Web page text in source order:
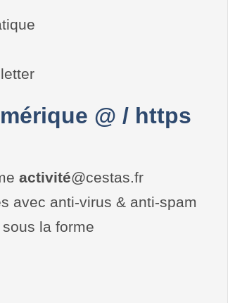
@ / https
activité@cestas.fr
avec anti-virus & anti-spam
la forme